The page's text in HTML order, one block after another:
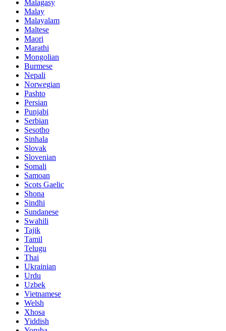
Malagasy
Malay
Malayalam
Maltese
Maori
Marathi
Mongolian
Burmese
Nepali
Norwegian
Pashto
Persian
Punjabi
Serbian
Sesotho
Sinhala
Slovak
Slovenian
Somali
Samoan
Scots Gaelic
Shona
Sindhi
Sundanese
Swahili
Tajik
Tamil
Telugu
Thai
Ukrainian
Urdu
Uzbek
Vietnamese
Welsh
Xhosa
Yiddish